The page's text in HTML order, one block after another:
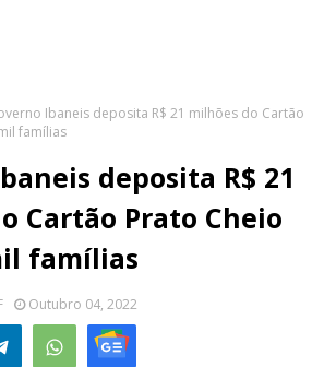
Ibaneis deposita R$ 21 milhões do Cartão
famílias
deposita R$ 21
Cartão Prato Cheio
famílias
Outubro 04, 2022